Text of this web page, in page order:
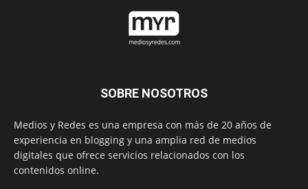
SOBRE NOSOTROS
Medios y Redes es una empresa con más de 20 años de
experiencia en blogging y una amplia red de medios
digitales que ofrece servicios relacionados con los
contenidos online.